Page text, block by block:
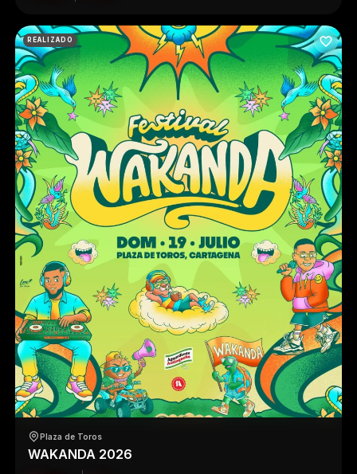
REALIZADO
Plaza de Toros
WAKANDA 2026